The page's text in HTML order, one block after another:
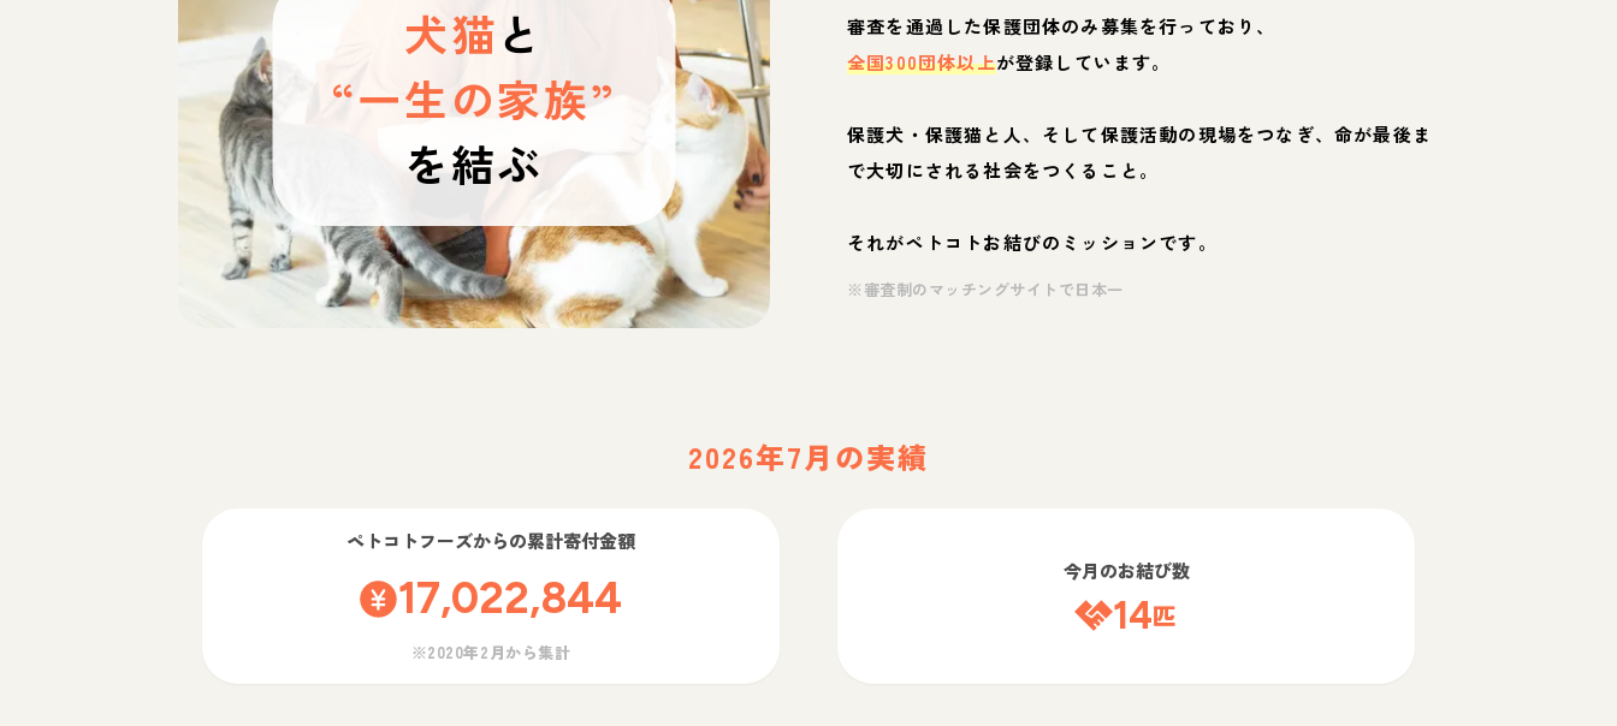
犬猫と
“一生の家族”
を結ぶ
審査を通過した保護団体のみ募集を行っており、
全国300団体以上が登録しています。
保護犬・保護猫と人、そして保護活動の現場をつなぎ、命が最後ま
で大切にされる社会をつくること。
それがペトコトお結びのミッションです。
※審査制のマッチングサイトで日本一
2026年7月の実績
ペトコトフーズからの累計寄付金額
17,022,844
※2020年2月から集計
今月のお結び数
14匹